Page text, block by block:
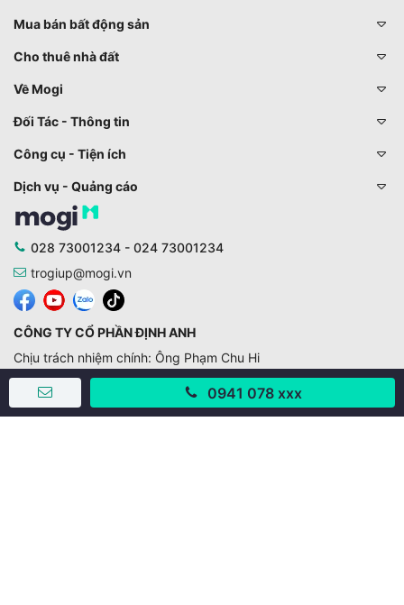
0941 078 xxx
Mua bán bất động sản
Cho thuê nhà đất
Về Mogi
Đối Tác - Thông tin
Công cụ - Tiện ích
Dịch vụ - Quảng cáo
028 73001234 - 024 73001234
trogiup@mogi.vn
CÔNG TY CỔ PHẦN ĐỊNH ANH
Chịu trách nhiệm chính: Ông Phạm Chu Hi
Giấy phép số: 429/GP-BTTTT do Bộ TTTT cấp ngày
11/10/2019